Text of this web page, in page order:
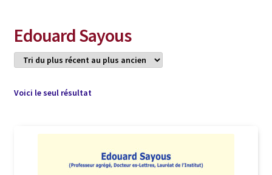
Conditions de Vente
Connection
Listes d’Envies
Livres de Peter Randa
Edouard Sayous
Voici le seul résultat